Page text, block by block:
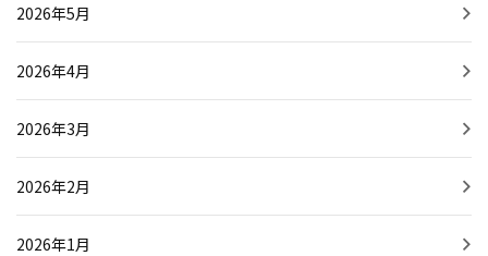
2026年5月
2026年4月
2026年3月
2026年2月
2026年1月